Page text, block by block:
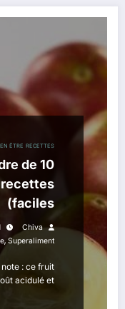
ÊTRE RECETTES
de
recettes
faciles)
Chiva
, Superaliment
: ce fruit
acidulé et…